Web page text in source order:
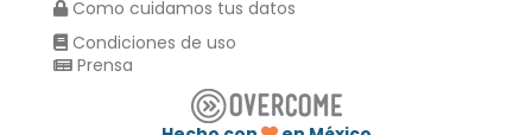
Como cuidamos tus datos
Condiciones de uso
Prensa